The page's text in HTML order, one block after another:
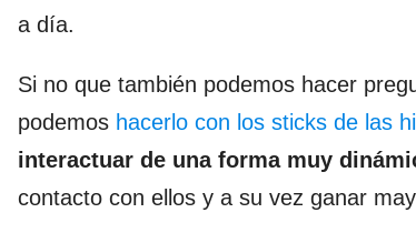
a día.
Si no que también podemos hacer
podemos hacerlo con los sticks de las
interactuar de una forma muy
contacto con ellos y a su vez ganar